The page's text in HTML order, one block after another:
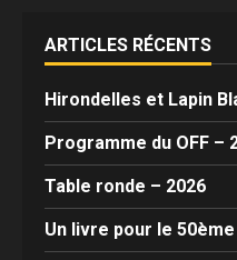
ARTICLES RÉCENTS
Hirondelles et Lapin
Programme du OFF –
Table ronde – 2026
Un livre pour le